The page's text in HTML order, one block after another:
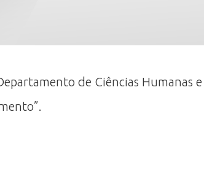
de Ciências Humanas